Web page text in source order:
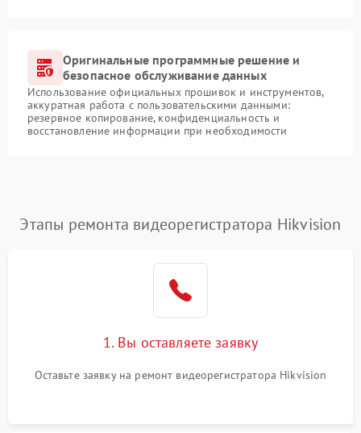
Оригинальные программные решение и
безопасное обслуживание данных
Использование официальных прошивок и инструментов,
аккуратная работа с пользовательскими данными:
резервное копирование, конфиденциальность и
восстановление информации при необходимости
Этапы ремонта видеорегистратора Hikvision
1. Вы оставляете заявку
Оставьте заявку на ремонт видеорегистратора Hikvision